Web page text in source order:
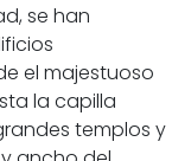
se han
el majestuoso
la capilla
templos y